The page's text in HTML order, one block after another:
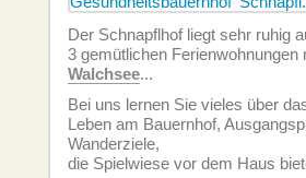
Der Schnapflhof liegt sehr ruhig
3 gemütlichen Ferien­wohnungen
Walchsee...
Bei uns lernen Sie vieles über
Leben am Bauernhof,
Wanderziele,
die Spielwiese vor dem Haus